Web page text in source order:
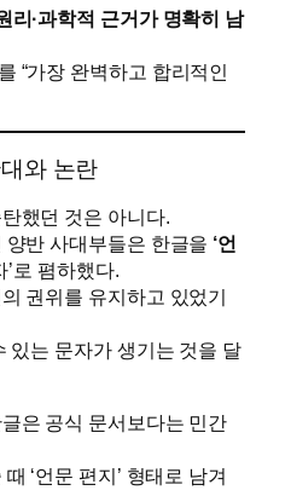
리·과학적 근거가 명확히 남
“가장 완벽하고 합리적인
와 논란
했던 것은 아니다.
반 사대부들은 한글을 ‘언
’로 폄하했다.
권위를 유지하고 있었기
있는 문자가 생기는 것을 달
은 공식 문서보다는 민간
‘언문 편지’ 형태로 남겨